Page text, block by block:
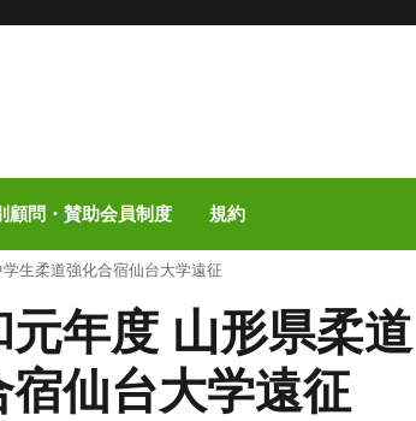
顧問・賛助会員制度 規約
学生柔道強化合宿仙台大学遠征
元年度 山形県柔道
宿仙台大学遠征